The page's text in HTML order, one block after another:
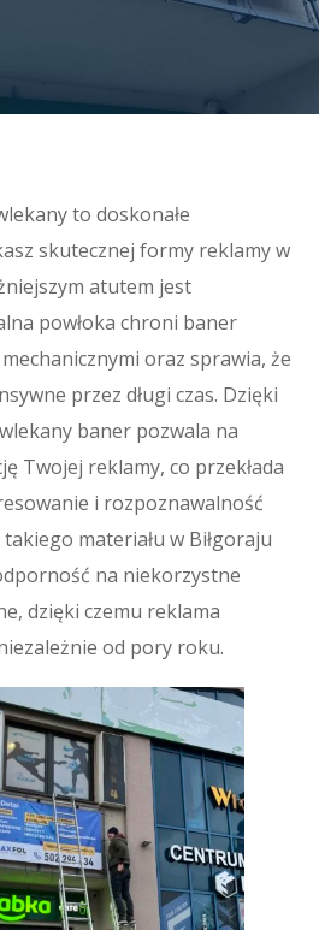
to doskonałe
skutecznej formy reklamy w
atutem jest
powłoka chroni baner
oraz sprawia, że
przez długi czas. Dzięki
baner pozwala na
Twojej reklamy, co przekłada
i rozpoznawalność
materiału w Biłgoraju
na niekorzystne
dzięki czemu reklama
od pory roku.